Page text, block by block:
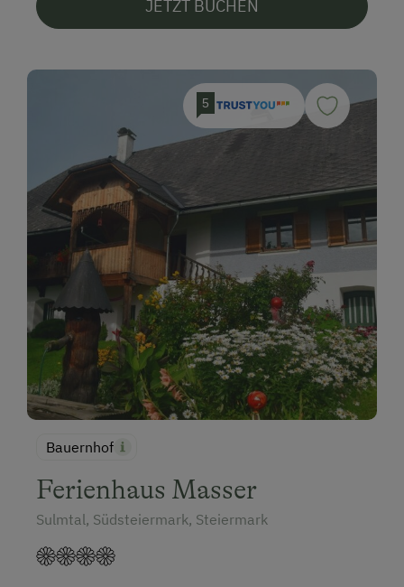
JETZT BUCHEN
5
Bauernhof
Ferienhaus Masser
Sulmtal, Südsteiermark, Steiermark